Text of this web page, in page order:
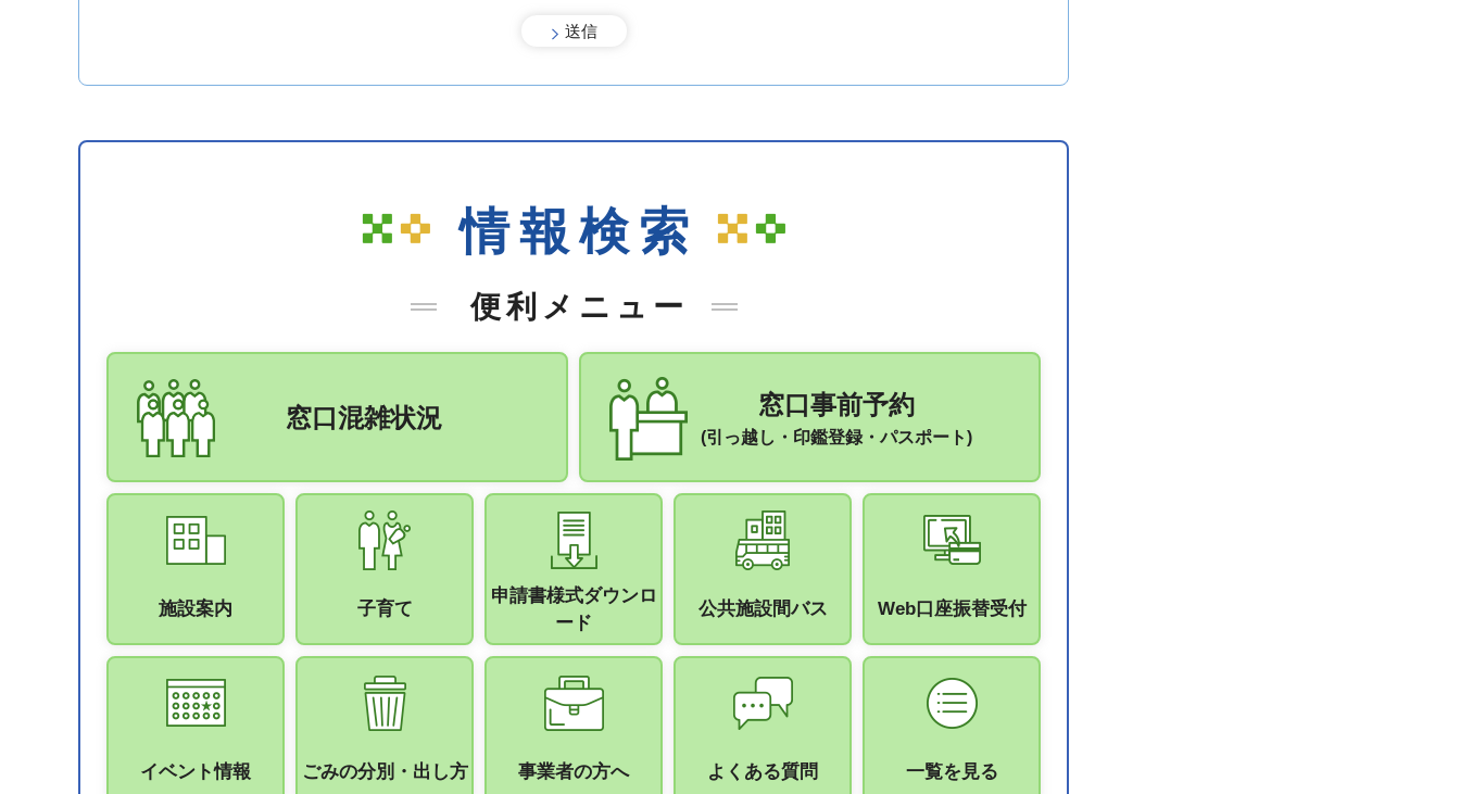
情報検索
便利メニュー
窓口混雑状況 窓口事前予約
(引っ越し・印鑑登録・パスポート)
施設案内 子育て
申請書様式ダウンロ
ード
公共施設間バス Web口座振替受付
イベント情報 ごみの分別・出し方 事業者の方へ よくある質問 一覧を見る